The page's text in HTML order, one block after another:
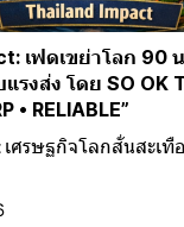
เฟดเขย่าโลก 90
รงส่ง โดย SO OK
• RELIABLE”
เศรษฐกิจโลกสั่นสะเทื